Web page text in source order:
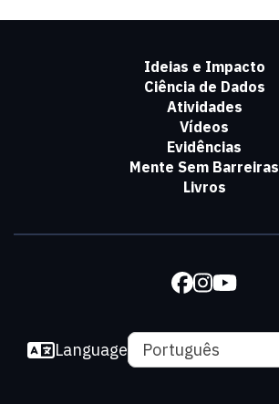
Ideias e Impacto
Ciência de Dados
Atividades
Vídeos
Evidências
Mente Sem Barreiras
Livros
Language Português